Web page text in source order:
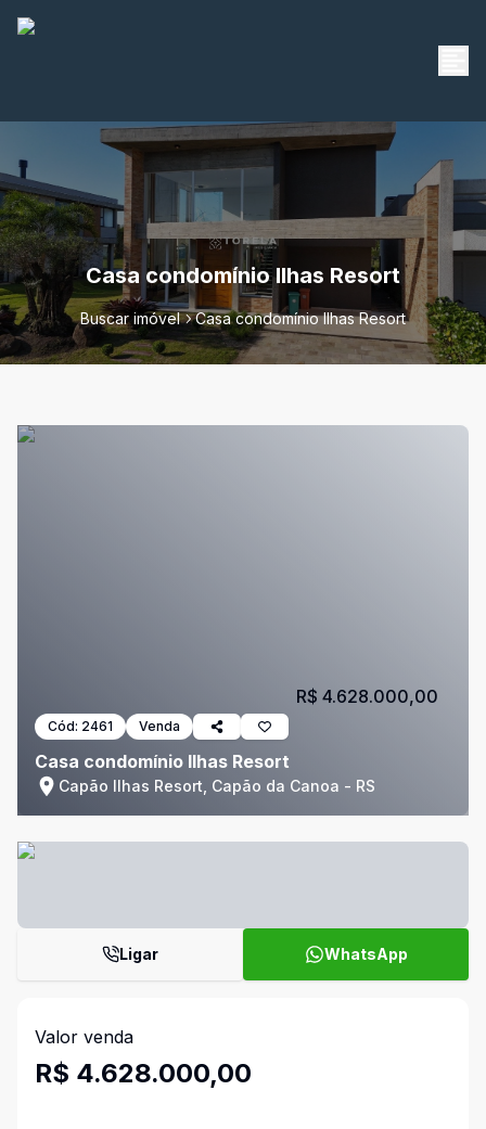
Casa condomínio Ilhas Resort
Buscar imóvel Casa condomínio Ilhas Resort
Cód: 2461 Venda
Casa condomínio Ilhas Resort
Capão Ilhas Resort, Capão da Canoa - RS
R$ 4.628.000,00
Ligar WhatsApp
Valor venda
R$ 4.628.000,00